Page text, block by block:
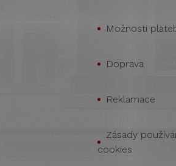
Možnosti
Doprava
Reklamace
Zásady
cookies